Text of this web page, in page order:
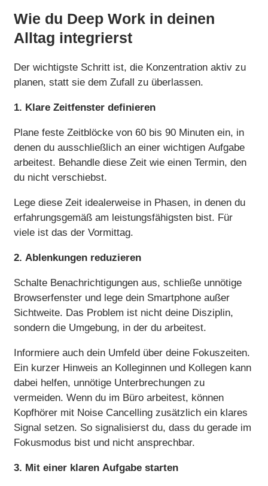
Wie du Deep Work in deinen
Alltag integrierst
Der wichtigste Schritt ist, die Konzentration aktiv zu
planen, statt sie dem Zufall zu überlassen.
1. Klare Zeitfenster definieren
Plane feste Zeitblöcke von 60 bis 90 Minuten ein, in
denen du ausschließlich an einer wichtigen Aufgabe
arbeitest. Behandle diese Zeit wie einen Termin, den
du nicht verschiebst.
Lege diese Zeit idealerweise in Phasen, in denen du
erfahrungsgemäß am leistungsfähigsten bist. Für
viele ist das der Vormittag.
2. Ablenkungen reduzieren
Schalte Benachrichtigungen aus, schließe unnötige
Browserfenster und lege dein Smartphone außer
Sichtweite. Das Problem ist nicht deine Disziplin,
sondern die Umgebung, in der du arbeitest.
Informiere auch dein Umfeld über deine Fokuszeiten.
Ein kurzer Hinweis an Kolleginnen und Kollegen kann
dabei helfen, unnötige Unterbrechungen zu
vermeiden. Wenn du im Büro arbeitest, können
Kopfhörer mit Noise Cancelling zusätzlich ein klares
Signal setzen. So signalisierst du, dass du gerade im
Fokusmodus bist und nicht ansprechbar.
3. Mit einer klaren Aufgabe starten